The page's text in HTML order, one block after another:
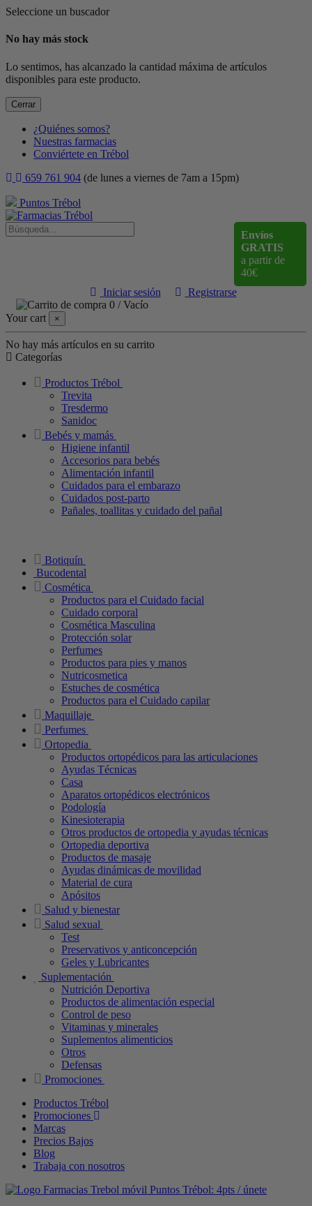
Seleccione un buscador
No hay más stock
Lo sentimos, has alcanzado la cantidad máxima de artículos
disponibles para este producto.
Cerrar
¿Quiénes somos?
Nuestras farmacias
Conviértete en Trébol
659 761 904 (de lunes a viernes de 7am a 15pm)
Puntos Trébol
Envíos
GRATIS
a partir de
40€
Iniciar sesión
Registrarse
0 /Vacío
Your cart
×
No hay más artículos en su carrito
Categorías
Productos Trébol
Trevita
Tresdermo
Sanidoc
Bebés y mamás
Higiene infantil
Accesorios para bebés
Alimentación infantil
Cuidados para el embarazo
Cuidados post-parto
Pañales, toallitas y cuidado del pañal
Botiquín
Bucodental
Cosmética
Productos para el Cuidado facial
Cuidado corporal
Cosmética Masculina
Protección solar
Perfumes
Productos para pies y manos
Nutricosmetica
Estuches de cosmética
Productos para el Cuidado capilar
Maquillaje
Perfumes
Ortopedia
Productos ortopédicos para las articulaciones
Ayudas Técnicas
Casa
Aparatos ortopédicos electrónicos
Podología
Kinesioterapia
Otros productos de ortopedia y ayudas técnicas
Ortopedia deportiva
Productos de masaje
Ayudas dinámicas de movilidad
Material de cura
Apósitos
Salud y bienestar
Salud sexual
Test
Preservativos y anticoncepción
Geles y Lubricantes
Suplementación
Nutrición Deportiva
Productos de alimentación especial
Control de peso
Vitaminas y minerales
Suplementos alimenticios
Otros
Defensas
Promociones
Productos Trébol
Promociones
Marcas
Precios Bajos
Blog
Trabaja con nosotros
Puntos Trébol: 4pts / únete